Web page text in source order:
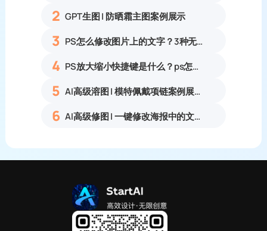
2 GPT生图 | 防晒霜主图案例展示
3 PS怎么修改图片上的文字？3种无痕改字方法，新手也能搞定
4 PS放大缩小快捷键是什么？ps怎么把图片拉大拉小？
5 AI高级溶图 | 模特佩戴项链案例展示
6 AI高级修图 | 一键修改海报中的文字